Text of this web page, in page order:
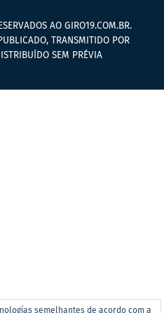
semelhantes de acordo com a
AO GIRO19.COM.BR.
TRANSMITIDO POR
SEM PRÉVIA